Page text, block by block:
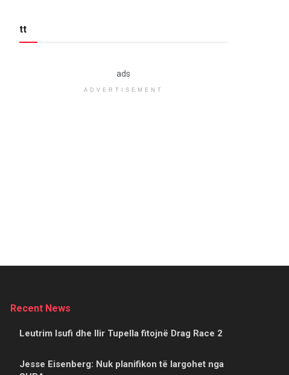
tt
ads
ADVERTISEMENT
Recent News
Leutrim Isufi dhe Ilir Tupella fitojnë Drag Race 2
Jesse Eisenberg: Nuk planifikon të largohet nga